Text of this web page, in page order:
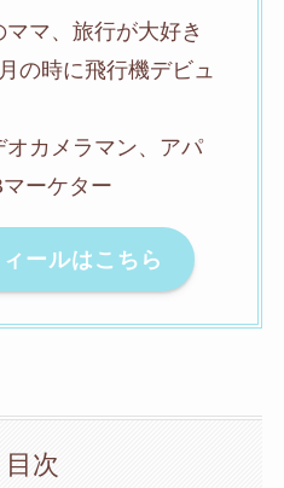
マ、旅行が大好き
の時に飛行機デビュ
オカメラマン、アパ
ーケター
ールはこちら
目次